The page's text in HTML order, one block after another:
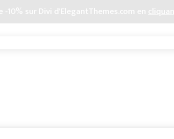
10% sur Divi d'ElegantThemes.com en